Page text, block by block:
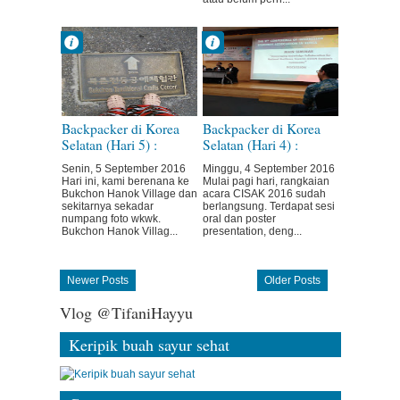
Backpacker di Korea
Selatan (Hari 5) :
National Folk Museum
of Korea,
Gyeongbokgung
Palace, KTO,
Cheonggyecheon
Stream, Namdaemun,
Admin
4:50:00 PM
No Comment
Pengalaman
Wisata
Senin, 5 September 2016
Hari ini, kami berenana ke
Bukchon Hanok Village dan
sekitarnya sekadar
numpang foto wkwk.
Bukchon Hanok Villag...
Backpacker di Korea
Selatan (Hari 4) :
Konferensi, Banpo
Bridge Moonlight
Rainbow Fountain
Admin
12:58:00 AM
No Comment
Pengalaman
Minggu, 4 September 2016
Mulai pagi hari, rangkaian
acara CISAK 2016 sudah
berlangsung. Terdapat sesi
oral dan poster
presentation, deng...
Newer Posts Older Posts
Vlog @TifaniHayyu
Keripik buah sayur sehat